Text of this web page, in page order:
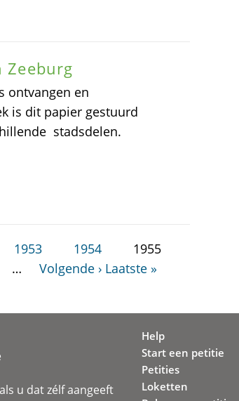
Zeeburg
ontvangen en
is dit papier gestuurd
stadsdelen.
1953 1954
1955
… Volgende › Laatste »
u dat zélf aangeeft
Help
Start een petitie
Petities
Loketten